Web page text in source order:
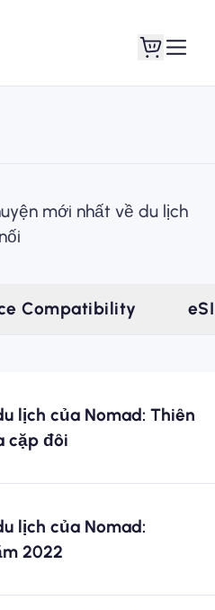
mới nhất về du lịch
Compatibility
lịch của Nomad: Thiên
cặp đôi
lịch của Nomad:
2022